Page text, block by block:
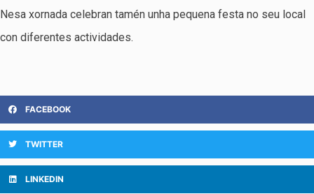
Nesa xornada celebran tamén unha pequena festa no seu local
con diferentes actividades.
FACEBOOK
TWITTER
LINKEDIN